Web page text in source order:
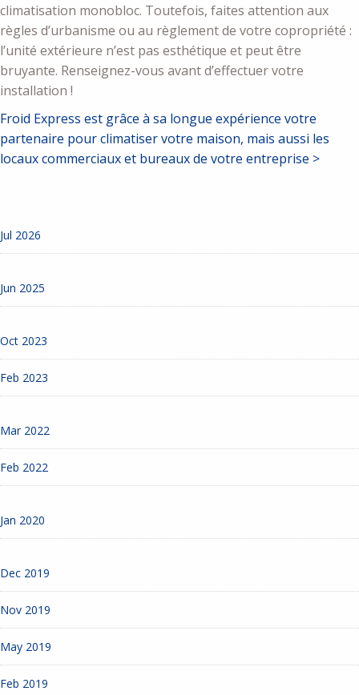
climatisation monobloc. Toutefois, faites attention aux
règles d’urbanisme ou au règlement de votre copropriété :
l’unité extérieure n’est pas esthétique et peut être
bruyante. Renseignez-vous avant d’effectuer votre
installation !
Froid Express est grâce à sa longue expérience votre
partenaire pour climatiser votre maison, mais aussi les
locaux commerciaux et bureaux de votre entreprise >
Jul 2026
Jun 2025
Oct 2023
Feb 2023
Mar 2022
Feb 2022
Jan 2020
Dec 2019
Nov 2019
May 2019
Feb 2019